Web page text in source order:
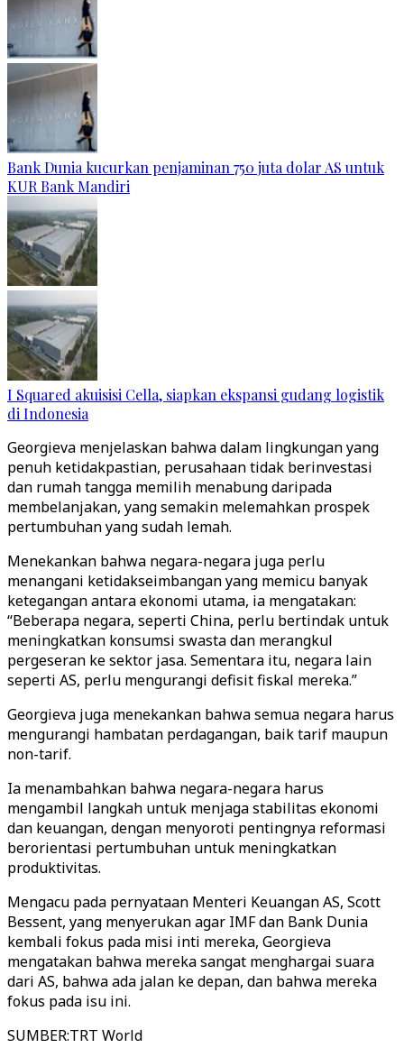
Bank Dunia kucurkan penjaminan 750 juta dolar AS untuk
KUR Bank Mandiri
I Squared akuisisi Cella, siapkan ekspansi gudang logistik
di Indonesia
Georgieva menjelaskan bahwa dalam lingkungan yang
penuh ketidakpastian, perusahaan tidak berinvestasi
dan rumah tangga memilih menabung daripada
membelanjakan, yang semakin melemahkan prospek
pertumbuhan yang sudah lemah.
Menekankan bahwa negara-negara juga perlu
menangani ketidakseimbangan yang memicu banyak
ketegangan antara ekonomi utama, ia mengatakan:
“Beberapa negara, seperti China, perlu bertindak untuk
meningkatkan konsumsi swasta dan merangkul
pergeseran ke sektor jasa. Sementara itu, negara lain
seperti AS, perlu mengurangi defisit fiskal mereka.”
Georgieva juga menekankan bahwa semua negara harus
mengurangi hambatan perdagangan, baik tarif maupun
non-tarif.
Ia menambahkan bahwa negara-negara harus
mengambil langkah untuk menjaga stabilitas ekonomi
dan keuangan, dengan menyoroti pentingnya reformasi
berorientasi pertumbuhan untuk meningkatkan
produktivitas.
Mengacu pada pernyataan Menteri Keuangan AS, Scott
Bessent, yang menyerukan agar IMF dan Bank Dunia
kembali fokus pada misi inti mereka, Georgieva
mengatakan bahwa mereka sangat menghargai suara
dari AS, bahwa ada jalan ke depan, dan bahwa mereka
fokus pada isu ini.
SUMBER:TRT World